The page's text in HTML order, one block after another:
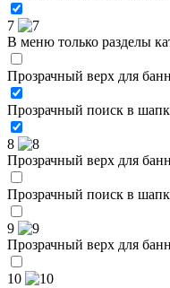
7
В меню только разделы
Прозрачный верх для
Прозрачный поиск в
8
Прозрачный верх для
Прозрачный поиск в
9
Прозрачный верх для
10